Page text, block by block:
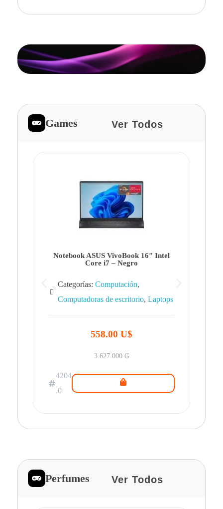
Games Ver Todos
Notebook ASUS VivoBook 16″ Intel
Core i7 – Negro
Categorías: Computación,
Computadoras de escritorio, Laptops
558.00 U$
3.627.000 ₲
4204
.0
Perfumes Ver Todos